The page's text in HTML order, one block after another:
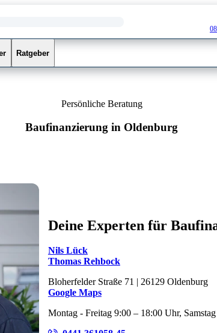
Ratgeber
Persönliche Beratung
Baufinanzierung in Oldenburg
Deine Experten für
Nils Lück
Thomas Rehbock
Bloherfelder Straße 71 | 26129 Oldenburg
Google Maps
Montag - Freitag 9:00 – 18:00 Uhr,